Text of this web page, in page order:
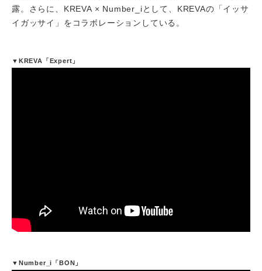
露。さらに、KREVA × Number_iとして、KREVAの「イッサ
イガッサイ」をコラボレーションしている。
▼KREVA「Expert」
▼Number_i「BON」